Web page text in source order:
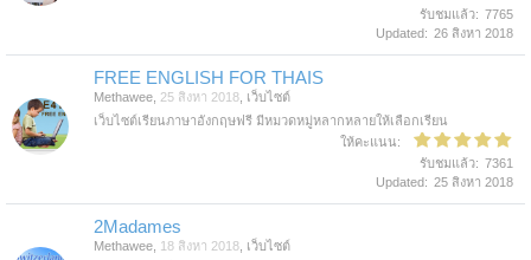
รับชมแล้ว: 7765
Updated: 26 สิงหา 2018
FREE ENGLISH FOR THAIS
Methawee 25 สิงหา 2018 เว็บไซต์
เว็บไซต์เรียนภาษาอังกฤษฟรี มีหมวดหมู่หลากหลายให้เลือกเรียน
ให้คะแนน:
รับชมแล้ว: 7361
Updated: 25 สิงหา 2018
2Madames
Methawee 18 สิงหา 2018 เว็บไซต์